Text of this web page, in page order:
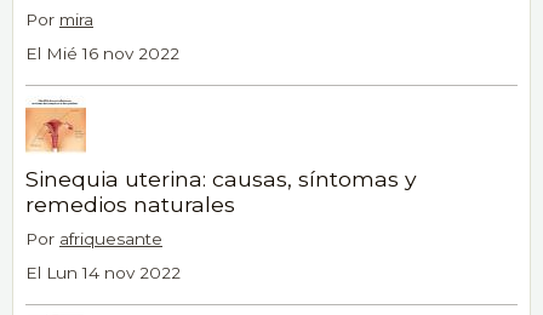
Por mira
El Mié 16 nov 2022
Sinequia uterina: causas, síntomas y
remedios naturales
Por afriquesante
El Lun 14 nov 2022